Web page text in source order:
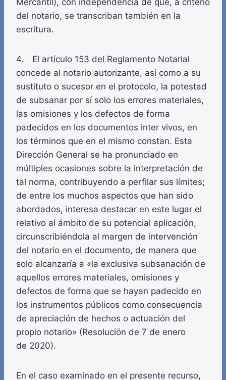
Mercantil), con independencia de que, a criterio
del notario, se transcriban también en la
escritura.
4. El artículo 153 del Reglamento Notarial
concede al notario autorizante, así como a su
sustituto o sucesor en el protocolo, la potestad
de subsanar por sí solo los errores materiales,
las omisiones y los defectos de forma
padecidos en los documentos inter vivos, en
los términos que en el mismo constan. Esta
Dirección General se ha pronunciado en
múltiples ocasiones sobre la interpretación de
tal norma, contribuyendo a perfilar sus límites;
de entre los muchos aspectos que han sido
abordados, interesa destacar en este lugar el
relativo al ámbito de su potencial aplicación,
circunscribiéndola al margen de intervención
del notario en el documento, de manera que
solo alcanzaría a «la exclusiva subsanación de
aquellos errores materiales, omisiones y
defectos de forma que se hayan padecido en
los instrumentos públicos como consecuencia
de apreciación de hechos o actuación del
propio notario» (Resolución de 7 de enero
de 2020).
En el caso examinado en el presente recurso,